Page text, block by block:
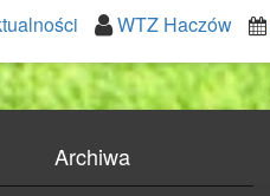
WTZ Haczów
Archiwa